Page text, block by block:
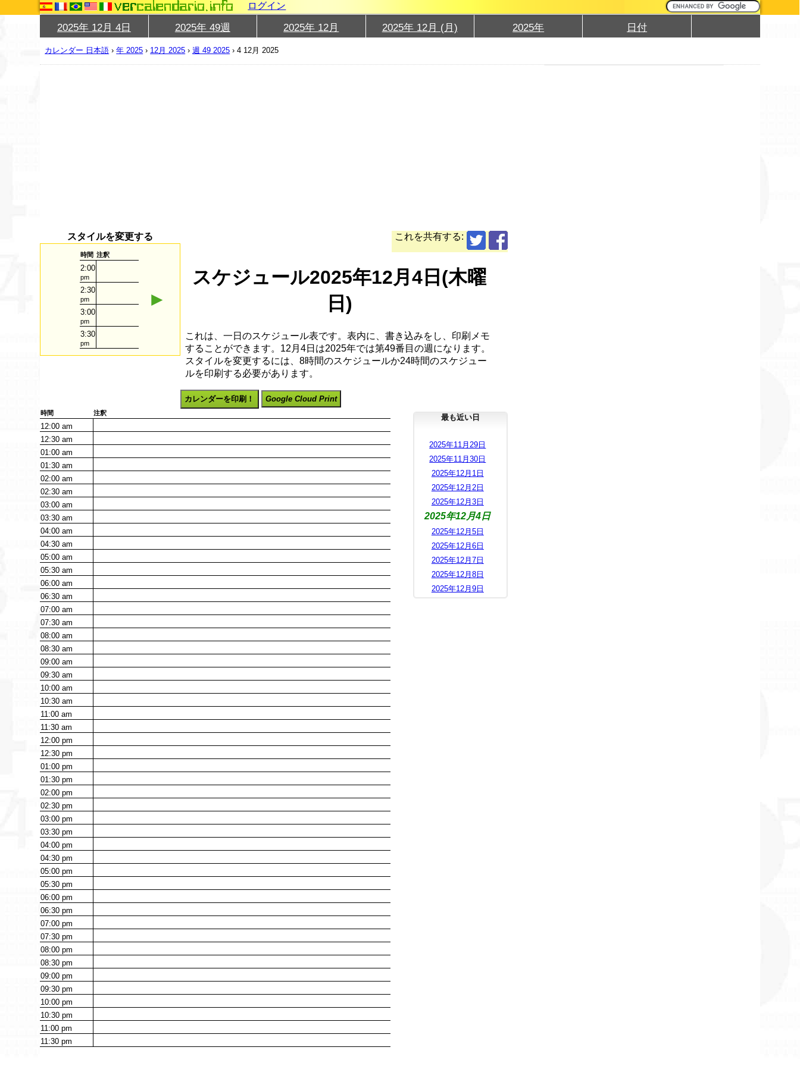
ログイン
2025年 12月 4日 2025年 49週 2025年 12月 2025年 12月 (月) 2025年 日付
カレンダー 日本語 ›年 2025 › 12月 2025 ›週 49 2025 ›4 12月 2025
これを共有する:
スタイルを変更する
時間 注釈
2:00
pm
2:30
pm
3:00
pm
3:30
pm
►
スケジュール2025年12月4日(木曜
日)
これは、一日のスケジュール表です。表内に、書き込みをし、印刷メモ
することができます。12月4日は2025年では第49番目の週になります。
スタイルを変更するには、8時間のスケジュールか24時間のスケジュー
ルを印刷する必要があります。
カレンダーを印刷！ Google Cloud Print
時間 注釈
12:00am
12:30am
01:00am
01:30am
02:00am
02:30am
03:00am
03:30am
04:00am
04:30am
05:00am
05:30am
06:00am
06:30am
07:00am
07:30am
08:00am
08:30am
09:00am
09:30am
10:00am
10:30am
11:00am
11:30am
12:00pm
12:30pm
01:00pm
01:30pm
02:00pm
02:30pm
03:00pm
03:30pm
04:00pm
04:30pm
05:00pm
05:30pm
06:00pm
06:30pm
07:00pm
07:30pm
08:00pm
08:30pm
09:00pm
09:30pm
10:00pm
10:30pm
11:00pm
11:30pm
最も近い日
2025年11月29日
2025年11月30日
2025年12月1日
2025年12月2日
2025年12月3日
2025年12月4日
2025年12月5日
2025年12月6日
2025年12月7日
2025年12月8日
2025年12月9日